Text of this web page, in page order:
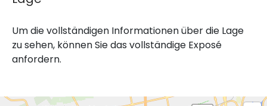
Um die vollständigen Informationen über die Lage
zu sehen, können Sie das vollständige Exposé
anfordern.